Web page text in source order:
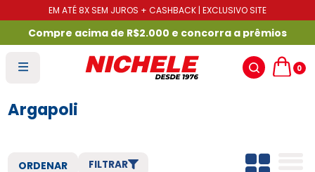
EM ATÉ 8X SEM JUROS + CASHBACK | EXCLUSIVO SITE
Compre acima de R$2.000 e concorra a prêmios
0
Argapoli
FILTRAR